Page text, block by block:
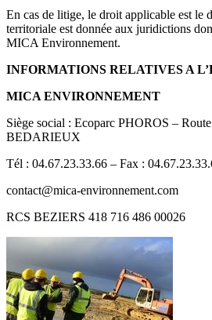
En cas de litige, le droit applicable est le
territoriale est donnée aux juridictions
MICA Environnement.
INFORMATIONS RELATIVES A
MICA ENVIRONNEMENT
Siège social : Ecoparc PHOROS –
BEDARIEUX
Tél : 04.67.23.33.66 – Fax :
contact@mica-environnement.com
RCS BEZIERS 418 716 486 00026